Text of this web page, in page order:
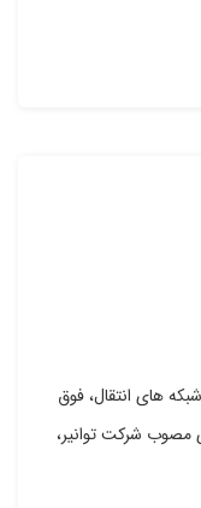
های انتقال، فوق
مصوب شرکت توانیر،